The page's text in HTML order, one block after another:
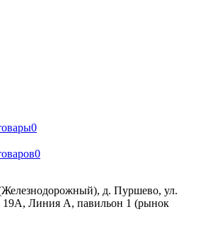
0
0
д. Пуршево, ул.
19А, Линия А, павильон 1 (рынок